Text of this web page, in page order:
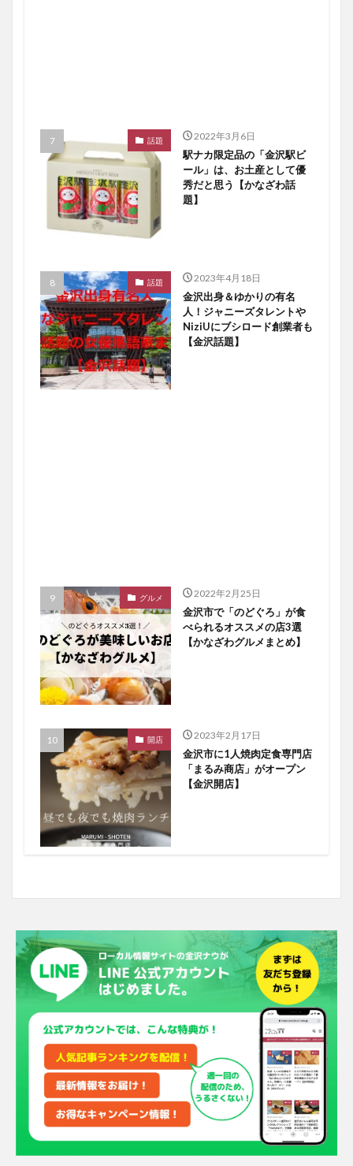
話題 2022年3月6日
駅ナカ限定品の「金沢駅ビ
ール」は、お土産として優
秀だと思う【かなざわ話
題】
話題 2023年4月18日
金沢出身＆ゆかりの有名
人！ジャニーズタレントや
NiziUにブシロード創業者も
【金沢話題】
グルメ 2022年2月25日
金沢市で「のどぐろ」が食
べられるオススメの店3選
【かなざわグルメまとめ】
開店 2023年2月17日
金沢市に1人焼肉定食専門店
「まるみ商店」がオープン
【金沢開店】